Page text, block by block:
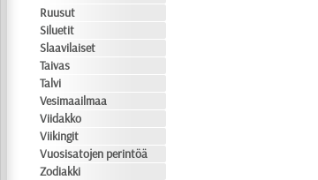
Ruusut
Siluetit
Slaavilaiset
Taivas
Talvi
Vesimaailmaa
Viidakko
Viikingit
Vuosisatojen perintöä
Zodiakki